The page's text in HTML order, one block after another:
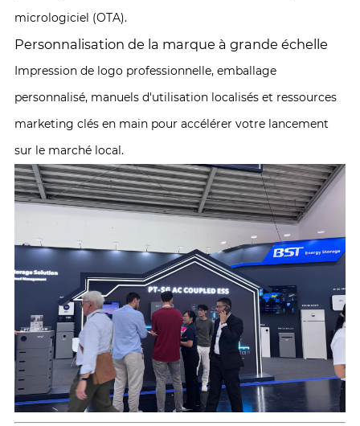
micrologiciel (OTA).
Personnalisation de la marque à grande échelle
Impression de logo professionnelle, emballage
personnalisé, manuels d'utilisation localisés et ressources
marketing clés en main pour accélérer votre lancement
sur le marché local.